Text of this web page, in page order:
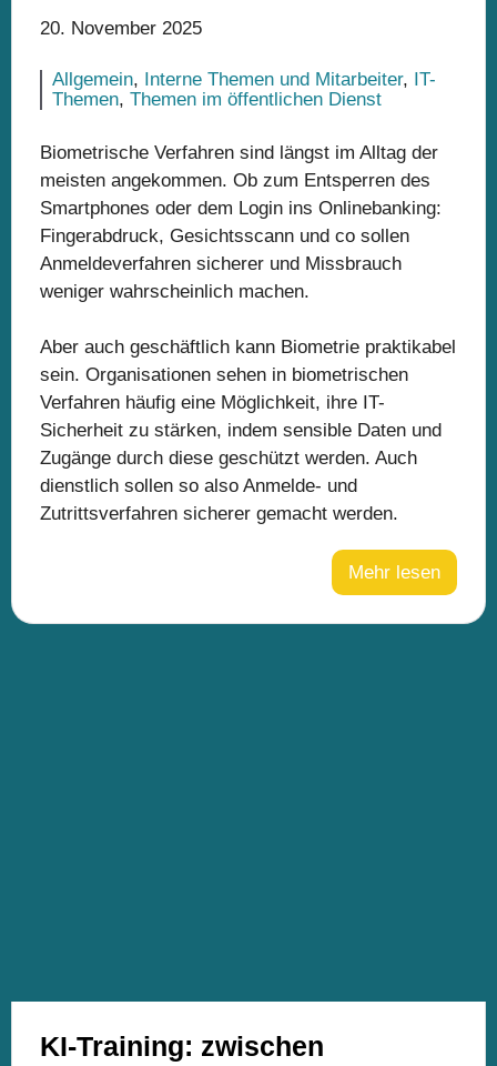
20. November 2025
Allgemein, Interne Themen und Mitarbeiter, IT-
Themen, Themen im öffentlichen Dienst
Biometrische Verfahren sind längst im Alltag der
meisten angekommen. Ob zum Entsperren des
Smartphones oder dem Login ins Onlinebanking:
Fingerabdruck, Gesichtsscann und co sollen
Anmeldeverfahren sicherer und Missbrauch
weniger wahrscheinlich machen.
Aber auch geschäftlich kann Biometrie praktikabel
sein. Organisationen sehen in biometrischen
Verfahren häufig eine Möglichkeit, ihre IT-
Sicherheit zu stärken, indem sensible Daten und
Zugänge durch diese geschützt werden. Auch
dienstlich sollen so also Anmelde- und
Zutrittsverfahren sicherer gemacht werden.
Mehr lesen
KI-Training: zwischen